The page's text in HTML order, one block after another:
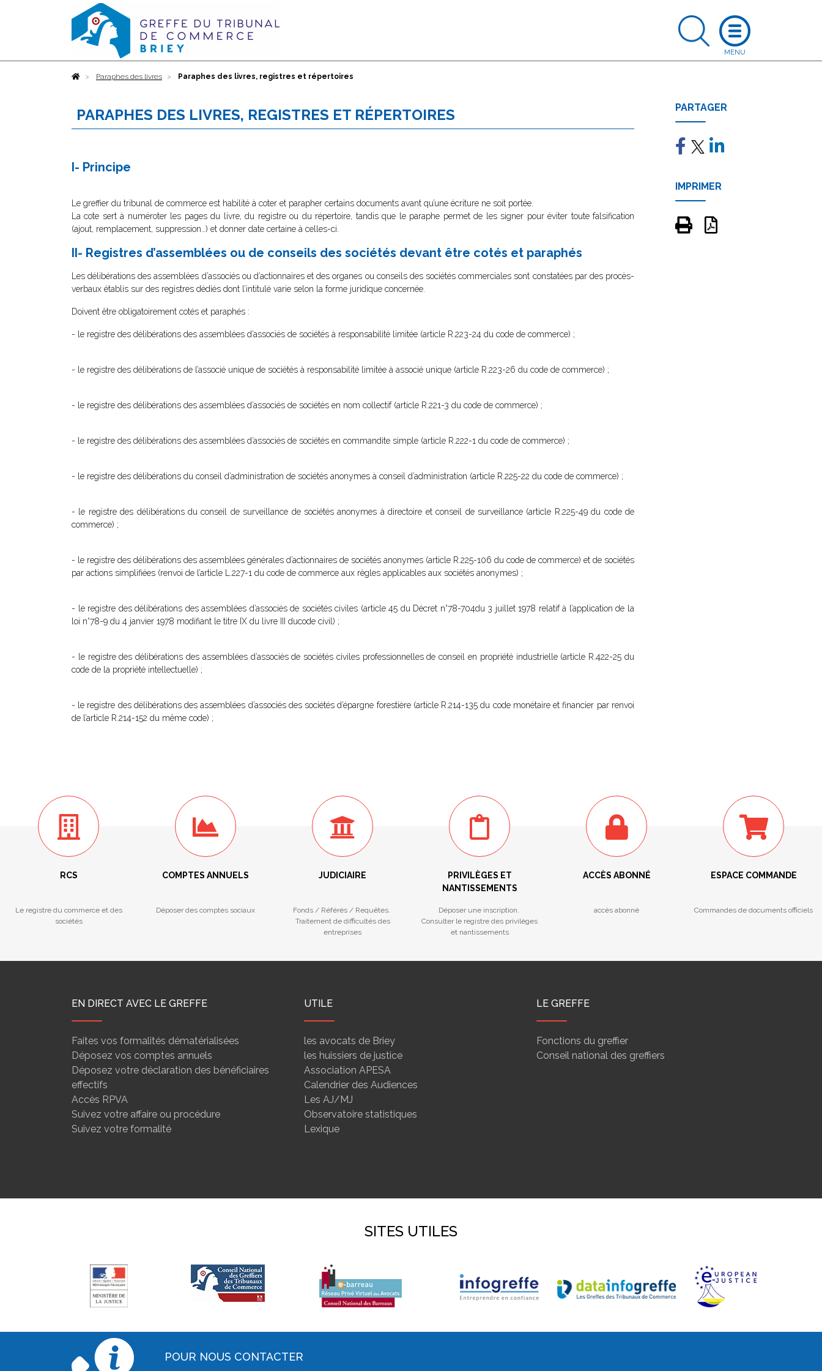
AccueilParaphes des livres Paraphes des livres, registres et répertoires
PARAPHES DES LIVRES, REGISTRES ET RÉPERTOIRES
I- Principe
Le greffier du tribunal de commerce est habilité à coter et parapher certains documents avant qu’une écriture ne soit portée.
La cote sert à numéroter les pages du livre, du registre ou du répertoire, tandis que le paraphe permet de les signer pour éviter toute falsification
(ajout, remplacement, suppression…) et donner date certaine à celles-ci.
II- Registres d’assemblées ou de conseils des sociétés devant être cotés et paraphés
Les délibérations des assemblées d’associés ou d’actionnaires et des organes ou conseils des sociétés commerciales sont constatées par des procès-
verbaux établis sur des registres dédiés dont l’intitulé varie selon la forme juridique concernée.
Doivent être obligatoirement cotés et paraphés :
- le registre des délibérations des assemblées d’associés de sociétés à responsabilité limitée (article R.223-24 du code de commerce) ;
- le registre des délibérations de l’associé unique de sociétés à responsabilité limitée à associé unique (article R.223-26 du code de commerce) ;
- le registre des délibérations des assemblées d’associés de sociétés en nom collectif (article R.221-3 du code de commerce) ;
- le registre des délibérations des assemblées d’associés de sociétés en commandite simple (article R.222-1 du code de commerce) ;
- le registre des délibérations du conseil d’administration de sociétés anonymes à conseil d’administration (article R.225-22 du code de commerce) ;
- le registre des délibérations du conseil de surveillance de sociétés anonymes à directoire et conseil de surveillance (article R.225-49 du code de
commerce) ;
- le registre des délibérations des assemblées générales d’actionnaires de sociétés anonymes (article R.225-106 du code de commerce) et de sociétés
par actions simplifiées (renvoi de l’article L.227-1 du code de commerce aux règles applicables aux sociétés anonymes) ;
- le registre des délibérations des assemblées d’associés de sociétés civiles (article 45 du Décret n°78-704du 3 juillet 1978 relatif à l’application de la
loi n°78-9 du 4 janvier 1978 modifiant le titre IX du livre III ducode civil) ;
- le registre des délibérations des assemblées d’associés de sociétés civiles professionnelles de conseil en propriété industrielle (article R.422-25 du
code de la propriété intellectuelle) ;
- le registre des délibérations des assemblées d’associés des sociétés d’épargne forestière (article R.214-135 du code monétaire et financier par renvoi
de l’article R.214-152 du même code) ;
PARTAGER
IMPRIMER
RCS
Le registre du commerce et des
sociétés
COMPTES ANNUELS
Déposer des comptes sociaux
JUDICIAIRE
Fonds / Référés / Requêtes.
Traitement de difficultés des
entreprises
PRIVILÈGES ET
NANTISSEMENTS
Déposer une inscription.
Consulter le registre des privilèges
et nantissements
ACCÈS ABONNÉ
accès abonné
ESPACE COMMANDE
Commandes de documents officiels
EN DIRECT AVEC LE GREFFE
Faites vos formalités dématérialisées
Déposez vos comptes annuels
Déposez votre déclaration des bénéficiaires
effectifs
Accès RPVA
Suivez votre affaire ou procédure
Suivez votre formalité
UTILE
les avocats de Briey
les huissiers de justice
Association APESA
Calendrier des Audiences
Les AJ/MJ
Observatoire statistiques
Lexique
LE GREFFE
Fonctions du greffier
Conseil national des greffiers
SITES UTILES
POUR NOUS CONTACTER